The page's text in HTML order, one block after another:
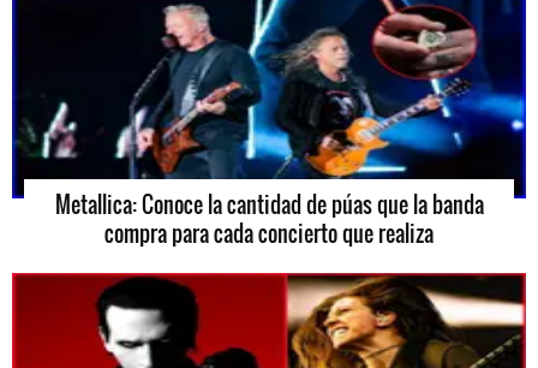
Metallica: Conoce la cantidad de púas que la banda
compra para cada concierto que realiza